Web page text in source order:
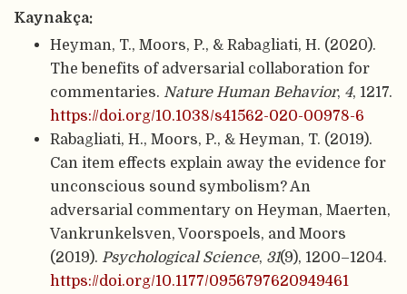
Kaynakça:
Heyman, T., Moors, P., & Rabagliati, H. (2020).
The benefits of adversarial collaboration for
commentaries. Nature Human Behavior, 4, 1217.
https://doi.org/10.1038/s41562-020-00978-6
Rabagliati, H., Moors, P., & Heyman, T. (2019).
Can item effects explain away the evidence for
unconscious sound symbolism? An
adversarial commentary on Heyman, Maerten,
Vankrunkelsven, Voorspoels, and Moors
(2019). Psychological Science, 31(9), 1200–1204.
https://doi.org/10.1177/0956797620949461